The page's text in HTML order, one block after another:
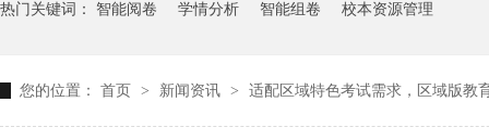
热门关键词： 智能阅卷 学情分析 智能组卷 校本资源管理
您的位置： 首页 > 新闻资讯 > 适配区域特色考试需求，区域版教